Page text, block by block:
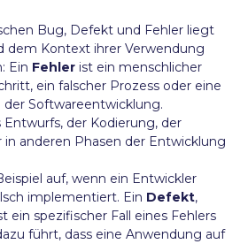
Bug, Defekt und Fehler liegt
dem Kontext ihrer Verwendung
Ein Fehler ist ein menschlicher
ein falscher Prozess oder eine
Softwareentwicklung.
Entwurfs, der Kodierung, der
anderen Phasen der Entwicklung
auf, wenn ein Entwickler
implementiert. Ein Defekt,
ein spezifischer Fall eines Fehlers
führt, dass eine Anwendung auf